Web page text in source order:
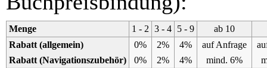
Menge 1 - 2 3 - 4 5 - 9
ab 10
Rabatt (allgemein)
0% 2% 4% auf Anfrage
Rabatt (Navigationszubehör)
0% 2% 4% mind. 6%